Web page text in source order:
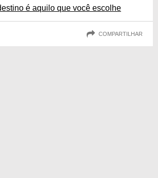
é aquilo que você escolhe
COMPARTILHAR